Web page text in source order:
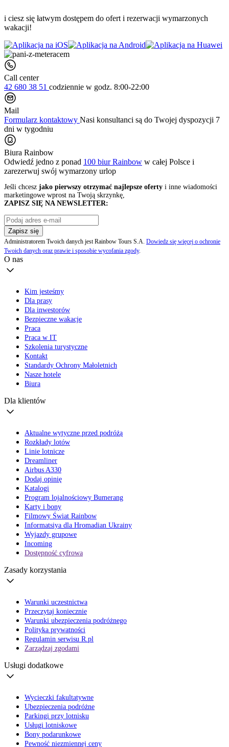
i ciesz się łatwym dostępem do ofert i rezerwacji wymarzonych
wakacji!
Call center
42 680 38 51 codziennie w godz. 8:00-22:00
Mail
Formularz kontaktowy Nasi konsultanci są do Twojej dyspozycji 7
dni w tygodniu
Biura Rainbow
Odwiedź jedno z ponad 100 biur Rainbow w całej Polsce i
zarezerwuj swój wymarzony urlop
Jeśli chcesz jako pierwszy otrzymać najlepsze oferty i inne wiadomości
marketingowe wprost na Twoją skrzynkę,
ZAPISZ SIĘ NA NEWSLETTER:
Zapisz się
Administratorem Twoich danych jest Rainbow Tours S.A. Dowiedz się więcej o ochronie
Twoich danych oraz prawie i sposobie wycofania zgody.
O nas
Kim jesteśmy
Dla prasy
Dla inwestorów
Bezpieczne wakacje
Praca
Praca w IT
Szkolenia turystyczne
Kontakt
Standardy Ochrony Małoletnich
Nasze hotele
Biura
Dla klientów
Aktualne wytyczne przed podróżą
Rozkłady lotów
Linie lotnicze
Dreamliner
Airbus A330
Dodaj opinię
Katalogi
Program lojalnościowy Bumerang
Karty i bony
Filmowy Świat Rainbow
Informatsiya dla Hromadian Ukrainy
Wyjazdy grupowe
Incoming
Dostępność cyfrowa
Zasady korzystania
Warunki uczestnictwa
Przeczytaj koniecznie
Warunki ubezpieczenia podróżnego
Polityka prywatności
Regulamin serwisu R.pl
Zarządzaj zgodami
Usługi dodatkowe
Wycieczki fakultatywne
Ubezpieczenia podróżne
Parkingi przy lotnisku
Usługi lotniskowe
Bony podarunkowe
Pewność niezmiennej ceny